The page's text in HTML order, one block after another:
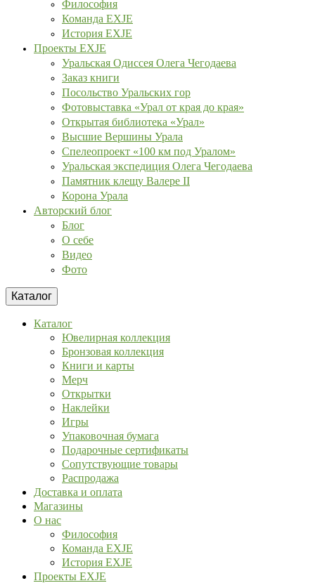
Философия
Команда EXJE
История EXJE
Проекты EXJE
Уральская Одиссея Олега Чегодаева
Заказ книги
Посольство Уральских гор
Фотовыставка «Урал от края до края»
Открытая библиотека «Урал»
Высшие Вершины Урала
Спелеопроект «100 км под Уралом»
Уральская экспедиция Олега Чегодаева
Памятник клещу Валере II
Корона Урала
Авторский блог
Блог
О себе
Видео
Фото
Каталог
Каталог
Ювелирная коллекция
Бронзовая коллекция
Книги и карты
Мерч
Открытки
Наклейки
Игры
Упаковочная бумага
Подарочные сертификаты
Сопутствующие товары
Распродажа
Доставка и оплата
Магазины
О нас
Философия
Команда EXJE
История EXJE
Проекты EXJE